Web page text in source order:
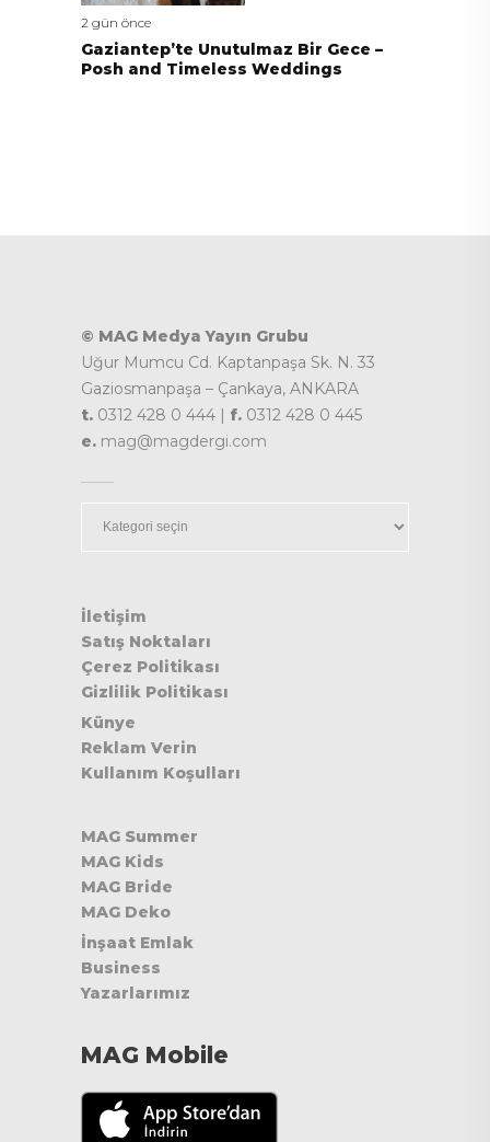
2 gün önce
Gaziantep’te Unutulmaz Bir Gece –
Posh and Timeless Weddings
© MAG Medya Yayın Grubu
Uğur Mumcu Cd. Kaptanpaşa Sk. N. 33
Gaziosmanpaşa – Çankaya, ANKARA
t. 0312 428 0 444 | f. 0312 428 0 445
e. mag@magdergi.com
İletişim
Satış Noktaları
Çerez Politikası
Gizlilik Politikası
Künye
Reklam Verin
Kullanım Koşulları
MAG Summer
MAG Kids
MAG Bride
MAG Deko
İnşaat Emlak
Business
Yazarlarımız
MAG Mobile